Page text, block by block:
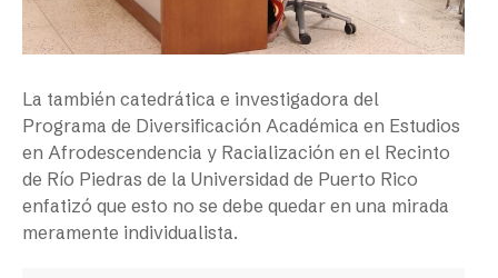
La también catedrática e investigadora del
Programa de Diversificación Académica en Estudios
en Afrodescendencia y Racialización en el Recinto
de Río Piedras de la Universidad de Puerto Rico
enfatizó que esto no se debe quedar en una mirada
meramente individualista.